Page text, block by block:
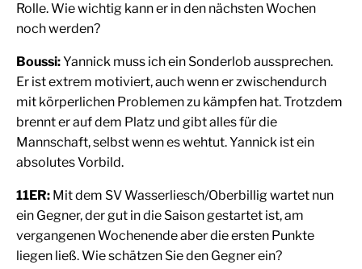
Rolle. Wie wichtig kann er in den nächsten Wochen
noch werden?
Boussi:Yannick muss ich ein Sonderlob aussprechen.
Er ist extrem motiviert, auch wenn er zwischendurch
mit körperlichen Problemen zu kämpfen hat. Trotzdem
brennt er auf dem Platz und gibt alles für die
Mannschaft, selbst wenn es wehtut. Yannick ist ein
absolutes Vorbild.
11ER: Mit dem SV Wasserliesch/Oberbillig wartet nun
ein Gegner, der gut in die Saison gestartet ist, am
vergangenen Wochenende aber die ersten Punkte
liegen ließ. Wie schätzen Sie den Gegner ein?